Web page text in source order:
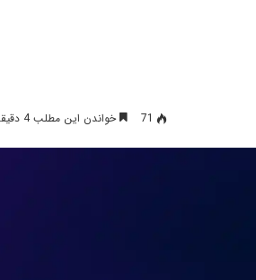
71 خواندن این مطلب 4 دقیقه زمان میبرد